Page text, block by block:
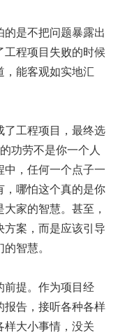
是不把问题暴露出
工程项目失败的时候
，能客观如实地汇
了工程项目，最终选
功劳不是你一个人
中，任何一个点子一
，哪怕这个真的是你
家的智慧。甚至，
方案，而是应该引导
智慧。
前提。作为项目经
报告，接听各种各样
样大小事情，没关